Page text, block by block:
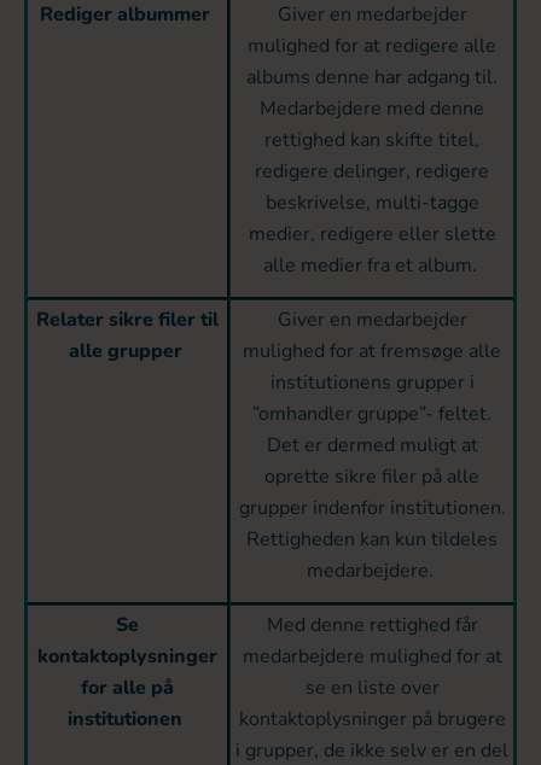
Rediger albummer
Giver en medarbejder
mulighed for at redigere alle
albums denne har adgang til.
Medarbejdere med denne
rettighed kan skifte titel,
redigere delinger, redigere
beskrivelse, multi-tagge
medier, redigere eller slette
alle medier fra et album.
Relater sikre filer til
alle grupper
Giver en medarbejder
mulighed for at fremsøge alle
institutionens grupper i
”omhandler gruppe”- feltet.
Det er dermed muligt at
oprette sikre filer på alle
grupper indenfor institutionen.
Rettigheden kan kun tildeles
medarbejdere.
Se
kontaktoplysninger
for alle på
institutionen
Med denne rettighed får
medarbejdere mulighed for at
se en liste over
kontaktoplysninger på brugere
i grupper, de ikke selv er en del